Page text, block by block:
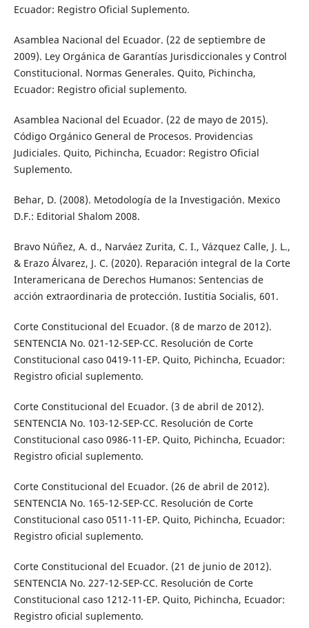
Ecuador: Registro Oficial Suplemento.
Asamblea Nacional del Ecuador. (22 de septiembre de
2009). Ley Orgánica de Garantías Jurisdiccionales y Control
Constitucional. Normas Generales. Quito, Pichincha,
Ecuador: Registro oficial suplemento.
Asamblea Nacional del Ecuador. (22 de mayo de 2015).
Código Orgánico General de Procesos. Providencias
Judiciales. Quito, Pichincha, Ecuador: Registro Oficial
Suplemento.
Behar, D. (2008). Metodología de la Investigación. Mexico
D.F.: Editorial Shalom 2008.
Bravo Núñez, A. d., Narváez Zurita, C. I., Vázquez Calle, J. L.,
& Erazo Álvarez, J. C. (2020). Reparación integral de la Corte
Interamericana de Derechos Humanos: Sentencias de
acción extraordinaria de protección. Iustitia Socialis, 601.
Corte Constitucional del Ecuador. (8 de marzo de 2012).
SENTENCIA No. 021-12-SEP-CC. Resolución de Corte
Constitucional caso 0419-11-EP. Quito, Pichincha, Ecuador:
Registro oficial suplemento.
Corte Constitucional del Ecuador. (3 de abril de 2012).
SENTENCIA No. 103-12-SEP-CC. Resolución de Corte
Constitucional caso 0986-11-EP. Quito, Pichincha, Ecuador:
Registro oficial suplemento.
Corte Constitucional del Ecuador. (26 de abril de 2012).
SENTENCIA No. 165-12-SEP-CC. Resolución de Corte
Constitucional caso 0511-11-EP. Quito, Pichincha, Ecuador:
Registro oficial suplemento.
Corte Constitucional del Ecuador. (21 de junio de 2012).
SENTENCIA No. 227-12-SEP-CC. Resolución de Corte
Constitucional caso 1212-11-EP. Quito, Pichincha, Ecuador:
Registro oficial suplemento.